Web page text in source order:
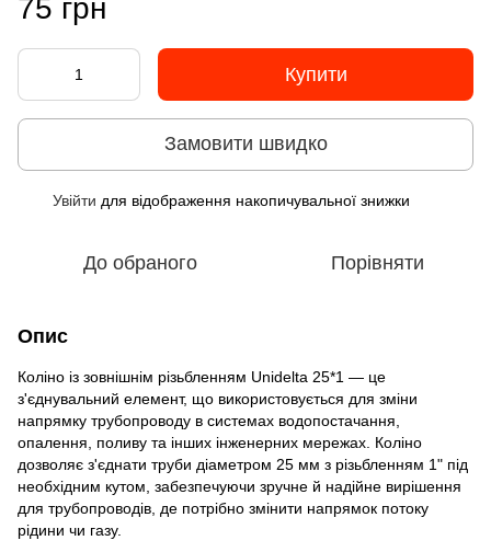
75 грн
Купити
Замовити швидко
Увійти для відображення накопичувальної знижки
До обраного Порівняти
Опис
Коліно із зовнішнім різьбленням Unidelta 25*1 — це
з'єднувальний елемент, що використовується для зміни
напрямку трубопроводу в системах водопостачання,
опалення, поливу та інших інженерних мережах. Коліно
дозволяє з'єднати труби діаметром 25 мм з різьбленням 1" під
необхідним кутом, забезпечуючи зручне й надійне вирішення
для трубопроводів, де потрібно змінити напрямок потоку
рідини чи газу.